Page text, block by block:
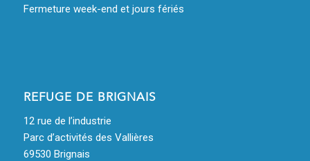
Fermeture week-end et jours fériés
REFUGE DE BRIGNAIS
12 rue de l’industrie
Parc d’activités des Vallières
69530 Brignais